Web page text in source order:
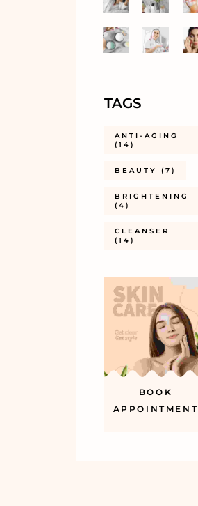
TAGS
ANTI-AGING
(14)
BEAUTY (7)
BRIGHTENING
(4)
CLEANSER
(14)
BOOK
APPOINTMENT